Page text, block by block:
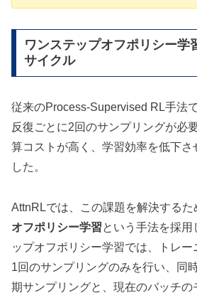
ワンステップオフポリシー学
サイクル
従来のProcess-Supervised RL手法
反復ごとに2回のサンプリングが必
算コストが高く、学習効率を低下さ
した。
AttnRLでは、この課題を解決するた
オフポリシー学習という手法を採
ップオフポリシー学習では、トレ
1回のサンプリングのみを行い、同
期サンプリングと、現在のバッチの